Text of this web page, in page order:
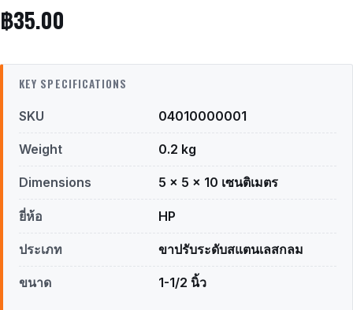
฿35.00
KEY SPECIFICATIONS
SKU 04010000001
Weight 0.2 kg
Dimensions 5 × 5 × 10 เซนติเมตร
ยี่ห้อ HP
ประเภท ขาปรับระดับสแตนเลสกลม
ขนาด 1-1/2 นิ้ว